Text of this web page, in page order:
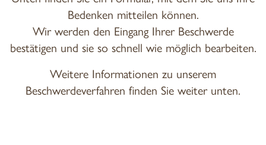
Bedenken mitteilen können.
Wir werden den Eingang Ihrer Beschwerde
bestätigen und sie so schnell wie möglich bearbeiten.
Weitere Informationen zu unserem
Beschwerdeverfahren finden Sie weiter unten.